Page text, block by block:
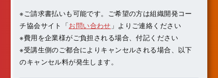
※ご請求書払いも可能です。ご希望の方は組織開発コー
チ協会サイト「お問い合わせ 」よりご連絡ください
※費用を企業様がご負担される場合、付記ください
※受講生側のご都合によりキャンセルされる場合、以下
のキャンセル料が発生します。